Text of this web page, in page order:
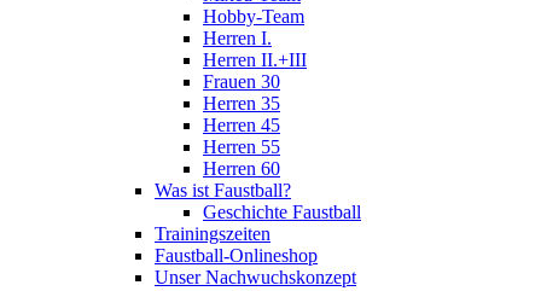
Hobby-Team
Herren I.
Herren II.+III
Frauen 30
Herren 35
Herren 45
Herren 55
Herren 60
Was ist Faustball?
Geschichte Faustball
Trainingszeiten
Faustball-Onlineshop
Unser Nachwuchskonzept